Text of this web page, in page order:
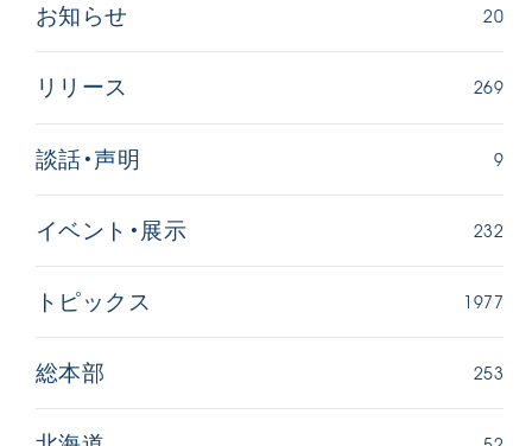
お知らせ 20
リリース 269
談話・声明 9
イベント・展示 232
トピックス 1977
総本部 253